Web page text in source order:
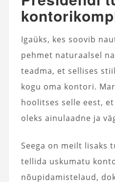
Igaüks, kes soovib
pehmet naturaalsel
teadma, et sellises
kogu oma kontori.
hoolitses selle eest,
oleks ainulaadne ja
Seega on meilt lisaks
tellida uskumatu
nõupidamistelaud,